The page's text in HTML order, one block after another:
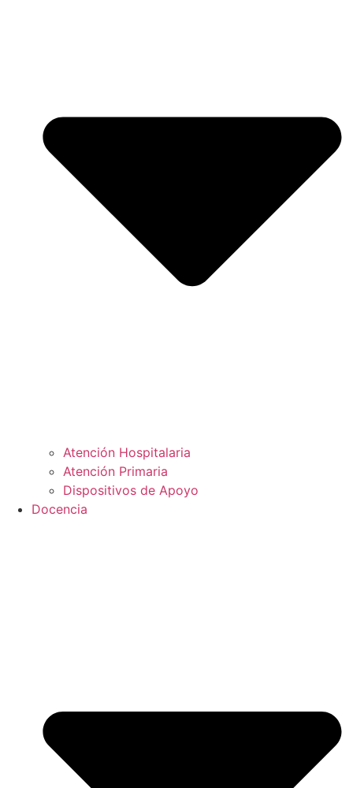
Atención Hospitalaria
Atención Primaria
Dispositivos de Apoyo
Docencia